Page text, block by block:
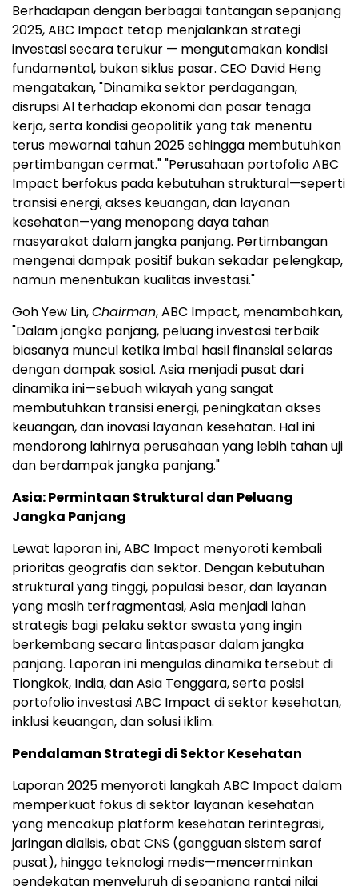
Berhadapan dengan berbagai tantangan sepanjang
2025, ABC Impact tetap menjalankan strategi
investasi secara terukur — mengutamakan kondisi
fundamental, bukan siklus pasar. CEO David Heng
mengatakan, "Dinamika sektor perdagangan,
disrupsi AI terhadap ekonomi dan pasar tenaga
kerja, serta kondisi geopolitik yang tak menentu
terus mewarnai tahun 2025 sehingga membutuhkan
pertimbangan cermat." "Perusahaan portofolio ABC
Impact berfokus pada kebutuhan struktural—seperti
transisi energi, akses keuangan, dan layanan
kesehatan—yang menopang daya tahan
masyarakat dalam jangka panjang. Pertimbangan
mengenai dampak positif bukan sekadar pelengkap,
namun menentukan kualitas investasi."
Goh Yew Lin,Chairman, ABC Impact, menambahkan,
"Dalam jangka panjang, peluang investasi terbaik
biasanya muncul ketika imbal hasil finansial selaras
dengan dampak sosial. Asia menjadi pusat dari
dinamika ini—sebuah wilayah yang sangat
membutuhkan transisi energi, peningkatan akses
keuangan, dan inovasi layanan kesehatan. Hal ini
mendorong lahirnya perusahaan yang lebih tahan uji
dan berdampak jangka panjang."
Asia: Permintaan Struktural dan Peluang
Jangka Panjang
Lewat laporan ini, ABC Impact menyoroti kembali
prioritas geografis dan sektor. Dengan kebutuhan
struktural yang tinggi, populasi besar, dan layanan
yang masih terfragmentasi, Asia menjadi lahan
strategis bagi pelaku sektor swasta yang ingin
berkembang secara lintaspasar dalam jangka
panjang. Laporan ini mengulas dinamika tersebut di
Tiongkok, India, dan Asia Tenggara, serta posisi
portofolio investasi ABC Impact di sektor kesehatan,
inklusi keuangan, dan solusi iklim.
Pendalaman Strategi di Sektor Kesehatan
Laporan 2025 menyoroti langkah ABC Impact dalam
memperkuat fokus di sektor layanan kesehatan
yang mencakup platform kesehatan terintegrasi,
jaringan dialisis, obat CNS (gangguan sistem saraf
pusat), hingga teknologi medis—mencerminkan
pendekatan menyeluruh di sepanjang rantai nilai